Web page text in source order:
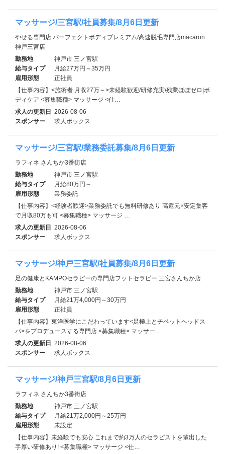
マッサージ/三宮駅/社員募集/8月6日更新
やせる専門店 パーフェクトボディプレミアム/高速脱毛専門店macaron
神戸三宮店
勤務地
神戸市 三ノ宮駅
給与タイプ
月給27万円～35万円
雇用形態
正社員
【仕事内容】<施術者 月収27万～>未経験歓迎/研修充実/残業ほぼゼロ|ボ
ディケア <募集職種> マッサージ <仕…
求人の更新日 2026-08-06
スポンサー
求人ボックス
マッサージ/三宮駅/業務委託募集/8月6日更新
ラフィネ さんちか3番街店
勤務地
神戸市 三ノ宮駅
給与タイプ
月給80万円～
雇用形態
業務委託
【仕事内容】<経験者歓迎>業務委託でも無料研修あり 高還元×安定集客
で月収80万も可 <募集職種> マッサージ …
求人の更新日 2026-08-06
スポンサー
求人ボックス
マッサージ/神戸三宮駅/社員募集/8月6日更新
足の健康とKAMPOセラピーの専門店フットセラピー 三宮さんちか店
勤務地
神戸市 三ノ宮駅
給与タイプ
月給21万4,000円～30万円
雇用形態
正社員
【仕事内容】東洋医学にこだわっています<足極上とチベットヘッドス
パ>をプロデュースする専門店 <募集職種> マッサー…
求人の更新日 2026-08-06
スポンサー
求人ボックス
マッサージ/神戸三宮駅/8月6日更新
ラフィネ さんちか3番街店
勤務地
神戸市 三ノ宮駅
給与タイプ
月給21万2,000円～25万円
雇用形態
未設定
【仕事内容】未経験でも安心 これまで約3万人のセラピストを輩出した
手厚い研修あり! <募集職種> マッサージ <仕…